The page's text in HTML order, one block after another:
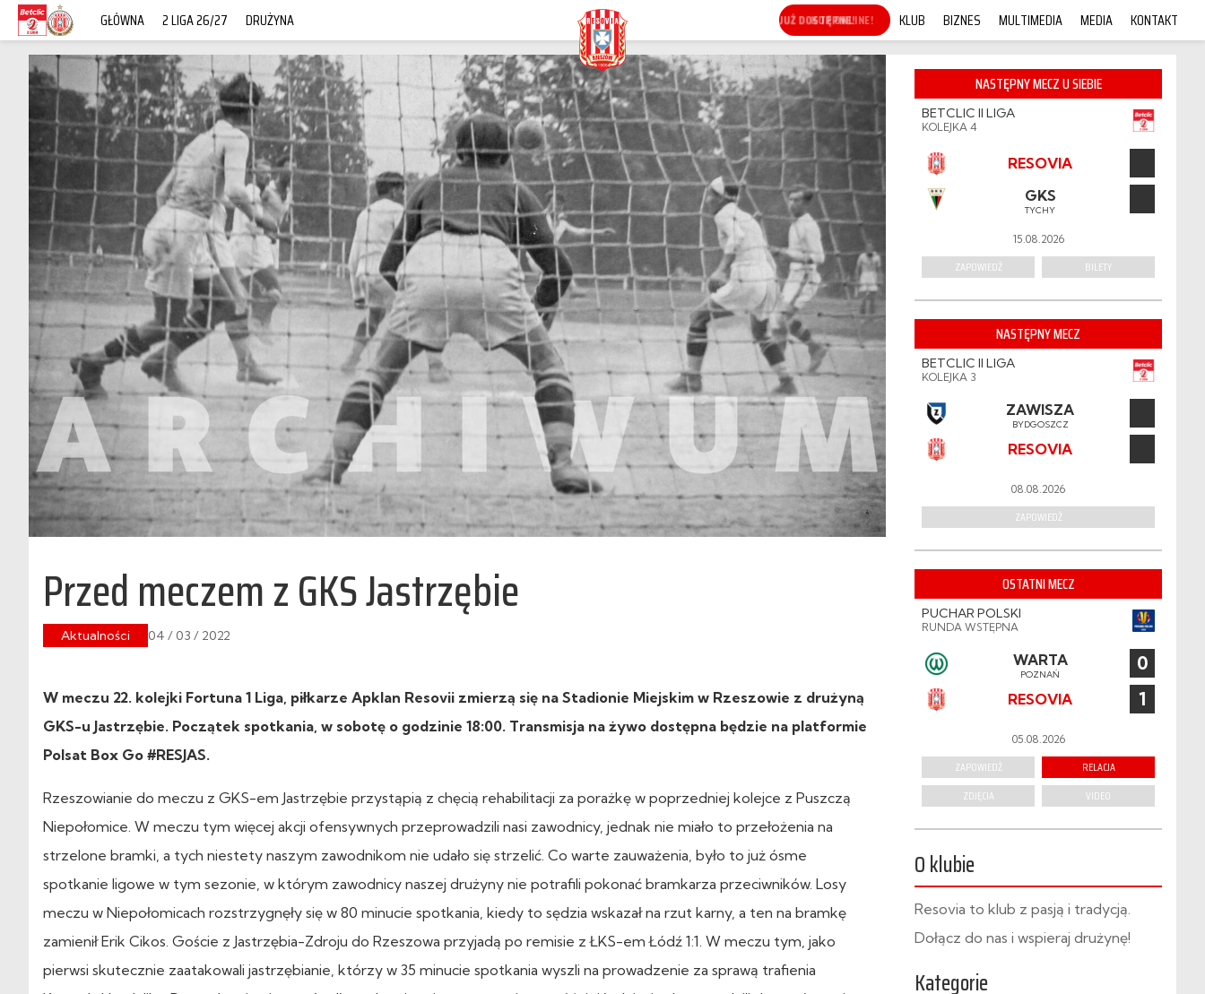
GŁÓWNA 2 LIGA 26/27 DRUŻYNA KUP ONLINE! KLUB BIZNES MULTIMEDIA MEDIA KONTAKT
Przed meczem z GKS Jastrzębie
Aktualności 04 / 03 / 2022
W meczu 22. kolejki Fortuna 1 Liga, piłkarze Apklan Resovii zmierzą się na Stadionie Miejskim w Rzeszowie z drużyną
GKS-u Jastrzębie. Początek spotkania, w sobotę o godzinie 18:00. Transmisja na żywo dostępna będzie na platformie
Polsat Box Go #RESJAS.
Rzeszowianie do meczu z GKS-em Jastrzębie przystąpią z chęcią rehabilitacji za porażkę w poprzedniej kolejce z Puszczą
Niepołomice. W meczu tym więcej akcji ofensywnych przeprowadzili nasi zawodnicy, jednak nie miało to przełożenia na
strzelone bramki, a tych niestety naszym zawodnikom nie udało się strzelić. Co warte zauważenia, było to już ósme
spotkanie ligowe w tym sezonie, w którym zawodnicy naszej drużyny nie potrafili pokonać bramkarza przeciwników. Losy
meczu w Niepołomicach rozstrzygnęły się w 80 minucie spotkania, kiedy to sędzia wskazał na rzut karny, a ten na bramkę
zamienił Erik Cikos. Goście z Jastrzębia-Zdroju do Rzeszowa przyjadą po remisie z ŁKS-em Łódź 1:1. W meczu tym, jako
pierwsi skutecznie zaatakowali jastrzębianie, którzy w 35 minucie spotkania wyszli na prowadzenie za sprawą trafienia
NASTĘPNY MECZ U SIEBIE
BETCLIC II LIGA
KOLEJKA 4
RESOVIA
GKS
TYCHY
15.08.2026
ZAPOWIEDŹ BILETY
NASTĘPNY MECZ
BETCLIC II LIGA
KOLEJKA 3
ZAWISZA
BYDGOSZCZ
RESOVIA
08.08.2026
ZAPOWIEDŹ
OSTATNI MECZ
PUCHAR POLSKI
RUNDA WSTĘPNA
WARTA
POZNAŃ 0
RESOVIA 1
05.08.2026
ZAPOWIEDŹ
RELACJA
ZDJĘCIA
VIDEO
O klubie
Resovia to klub z pasją i tradycją.
Dołącz do nas i wspieraj drużynę!
Kategorie